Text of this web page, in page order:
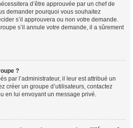
d’être approuvée par un chef de
demander pourquoi vous souhaitez
s’il approuvera ou non votre demande.
s’il annule votre demande, il a sûrement
?
par l’administrateur, il leur est attribué un
créer un groupe d’utilisateurs, contactez
en lui envoyant un message privé.